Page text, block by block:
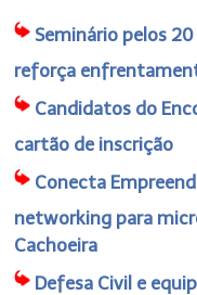
Seminário pelos
reforça
Candidatos do
cartão de inscrição
Conecta
networking para
Cachoeira
Defesa Civil e